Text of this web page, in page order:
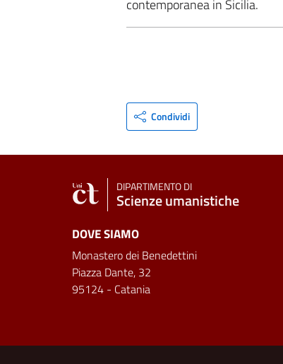
contemporanea in Sicilia.
Condividi
DIPARTIMENTO DI
Scienze umanistiche
DOVE SIAMO
Monastero dei Benedettini
Piazza Dante, 32
95124 - Catania